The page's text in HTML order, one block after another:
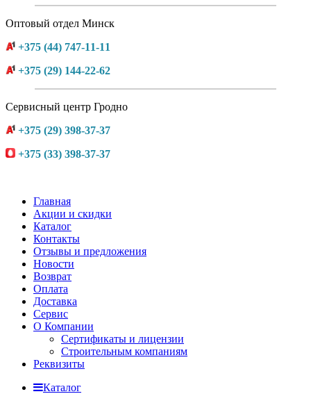
Оптовый отдел Минск
+375 (44) 747-11-11
+375 (29) 144-22-62
Сервисный центр Гродно
+375 (29) 398-37-37
+375 (33) 398-37-37
Главная
Акции и скидки
Каталог
Контакты
Отзывы и предложения
Новости
Возврат
Оплата
Доставка
Сервис
О Компании
Сертификаты и лицензии
Строительным компаниям
Реквизиты
Каталог